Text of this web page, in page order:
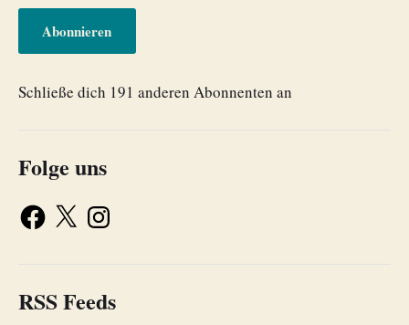
Abonnieren
Schließe dich 191 anderen Abonnenten an
Folge uns
RSS Feeds